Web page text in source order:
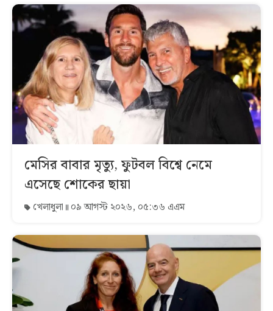
মেসির বাবার মৃত্যু, ফুটবল বিশ্বে নেমে
এসেছে শোকের ছায়া
খেলাধুলা ০৯ আগস্ট ২০২৬, ০৫:৩৬ এএম